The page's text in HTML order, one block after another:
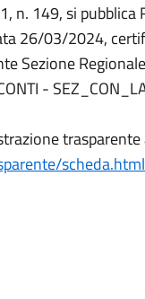
n. 149, si pubblica
26/03/2024,
Sezione
-